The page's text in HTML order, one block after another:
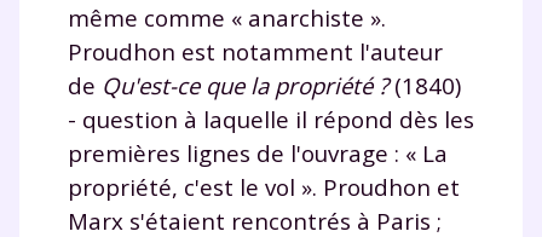
même comme « anarchiste ».
Proudhon est notamment l'auteur
de Qu'est-ce que la propriété ?(1840)
- question à laquelle il répond dès les
premières lignes de l'ouvrage : « La
propriété, c'est le vol ». Proudhon et
Marx s'étaient rencontrés à Paris ;